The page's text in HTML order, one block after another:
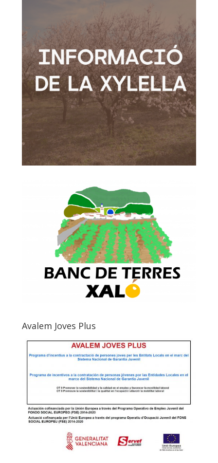
Avalem Joves Plus